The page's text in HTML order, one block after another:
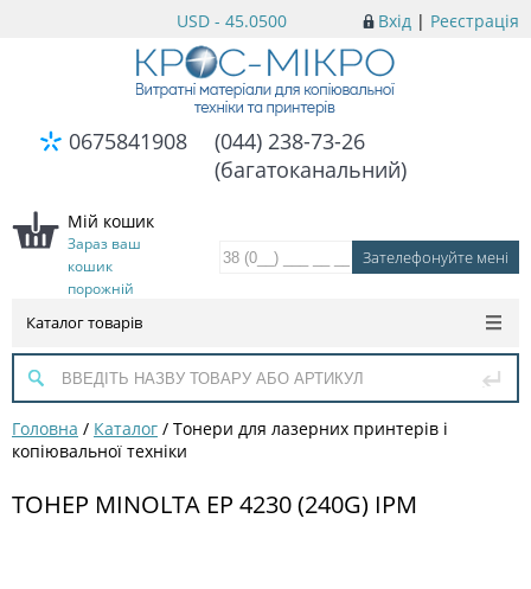
Вхід | Реєстрація
USD - 45.0500
0675841908
(044) 238-73-26
(багатоканальний)
Мій кошик
Зараз ваш
кошик
порожній
Каталог товарів
Головна / Каталог / Тонери для лазерних принтерів і
копіювальної техніки
ТОНЕР MINOLTA EP 4230 (240G) IPM